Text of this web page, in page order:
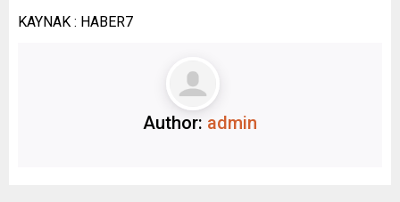
KAYNAK : HABER7
Author: admin